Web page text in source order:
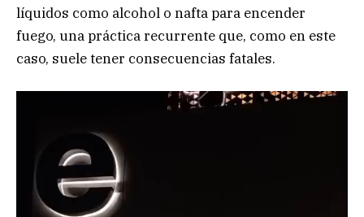
líquidos como alcohol o nafta para encender
fuego, una práctica recurrente que, como en este
caso, suele tener consecuencias fatales.